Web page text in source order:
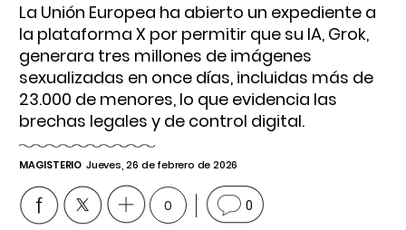
La Unión Europea ha abierto un expediente a
la plataforma X por permitir que su IA, Grok,
generara tres millones de imágenes
sexualizadas en once días, incluidas más de
23.000 de menores, lo que evidencia las
brechas legales y de control digital.
MAGISTERIO Jueves, 26 de febrero de 2026
0 0